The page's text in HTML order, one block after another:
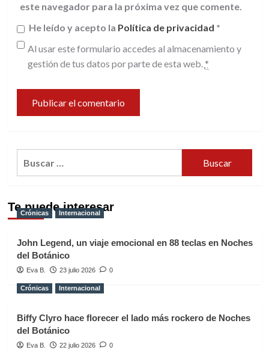
este navegador para la próxima vez que comente.
He leído y acepto la Política de privacidad *
Al usar este formulario accedes al almacenamiento y
gestión de tus datos por parte de esta web. *
Te puede interesar
Crónicas Internacional
John Legend, un viaje emocional en 88 teclas en Noches
del Botánico
Eva B. 23 julio 2026 0
Crónicas Internacional
Biffy Clyro hace florecer el lado más rockero de Noches
del Botánico
Eva B. 22 julio 2026 0